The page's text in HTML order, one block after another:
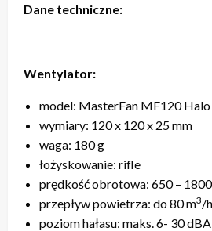
Dane techniczne:
Wentylator:
model: MasterFan MF120 Halo
wymiary: 120 x 120 x 25 mm
waga: 180 g
łożyskowanie: rifle
prędkość obrotowa: 650 –
przepływ powietrza: do 80 m3/h
poziom hałasu: maks. 6- 30 dBA